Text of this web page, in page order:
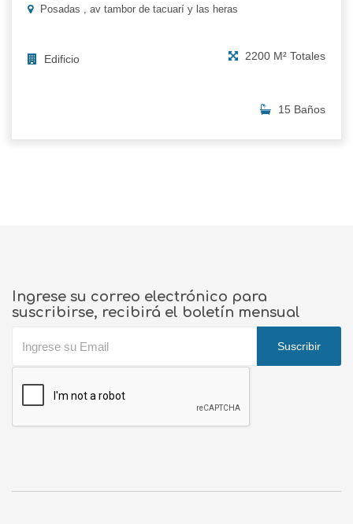
Posadas , av tambor de tacuarí y las heras
Edificio 2200 M² Totales
15 Baños
Ingrese su correo electrónico para
suscribirse, recibirá el boletín mensual
Suscribir